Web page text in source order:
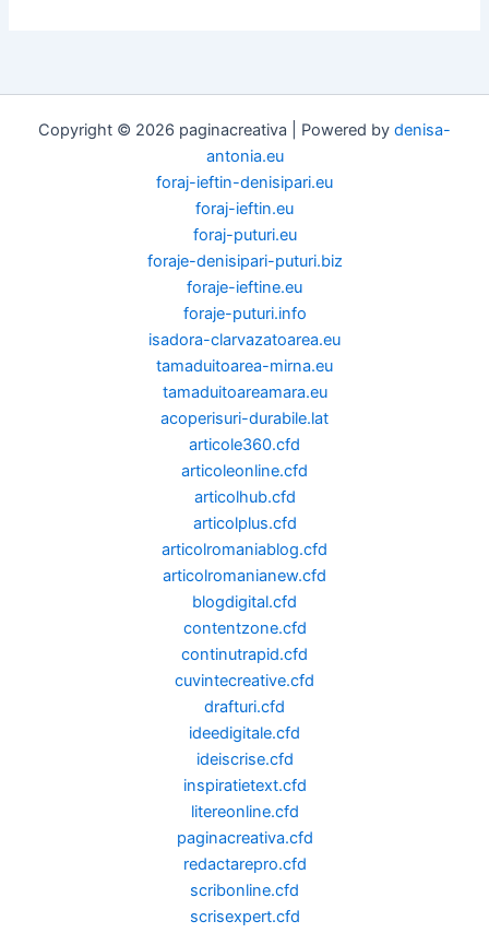
Copyright © 2026 paginacreativa | Powered by denisa-
antonia.eu
foraj-ieftin-denisipari.eu
foraj-ieftin.eu
foraj-puturi.eu
foraje-denisipari-puturi.biz
foraje-ieftine.eu
foraje-puturi.info
isadora-clarvazatoarea.eu
tamaduitoarea-mirna.eu
tamaduitoareamara.eu
acoperisuri-durabile.lat
articole360.cfd
articoleonline.cfd
articolhub.cfd
articolplus.cfd
articolromaniablog.cfd
articolromanianew.cfd
blogdigital.cfd
contentzone.cfd
continutrapid.cfd
cuvintecreative.cfd
drafturi.cfd
ideedigitale.cfd
ideiscrise.cfd
inspiratietext.cfd
litereonline.cfd
paginacreativa.cfd
redactarepro.cfd
scribonline.cfd
scrisexpert.cfd